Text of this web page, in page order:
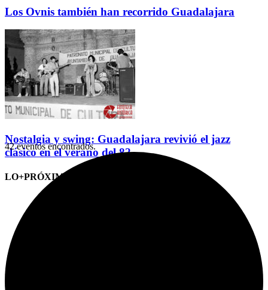
Los Ovnis también han recorrido Guadalajara
Nostalgia y swing: Guadalajara revivió el jazz
clásico en el verano del 82
LO+PRÓXIMO (CITAS)
42 eventos encontrados.